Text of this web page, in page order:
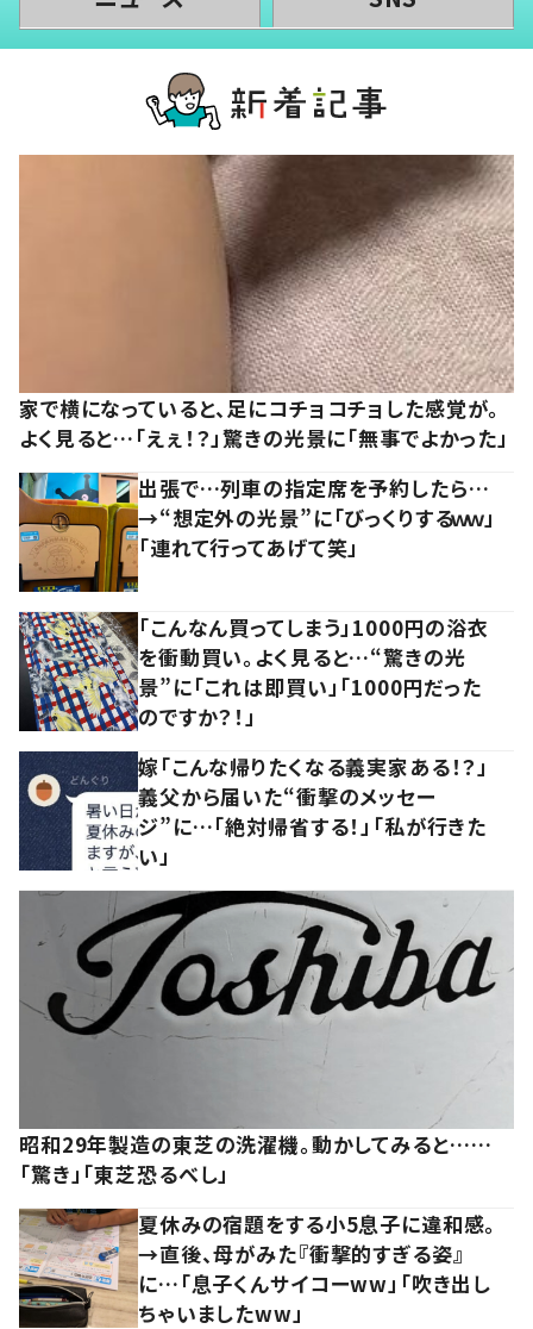
家で横になっていると、足にコチョコチョした感覚が。
よく見ると…「えぇ！？」驚きの光景に「無事でよかった」
出張で…列車の指定席を予約したら…
→“想定外の光景”に「びっくりするｗｗ」
「連れて行ってあげて笑」
「こんなん買ってしまう」1000円の浴衣
を衝動買い。よく見ると…“驚きの光
景”に「これは即買い」「1000円だった
のですか？！」
嫁「こんな帰りたくなる義実家ある！？」
義父から届いた“衝撃のメッセー
ジ”に…「絶対帰省する！」「私が行きた
い」
昭和29年製造の東芝の洗濯機。動かしてみると……
「驚き」「東芝恐るべし」
夏休みの宿題をする小5息子に違和感。
→直後、母がみた『衝撃的すぎる姿』
に…「息子くんサイコーww」「吹き出し
ちゃいましたww」